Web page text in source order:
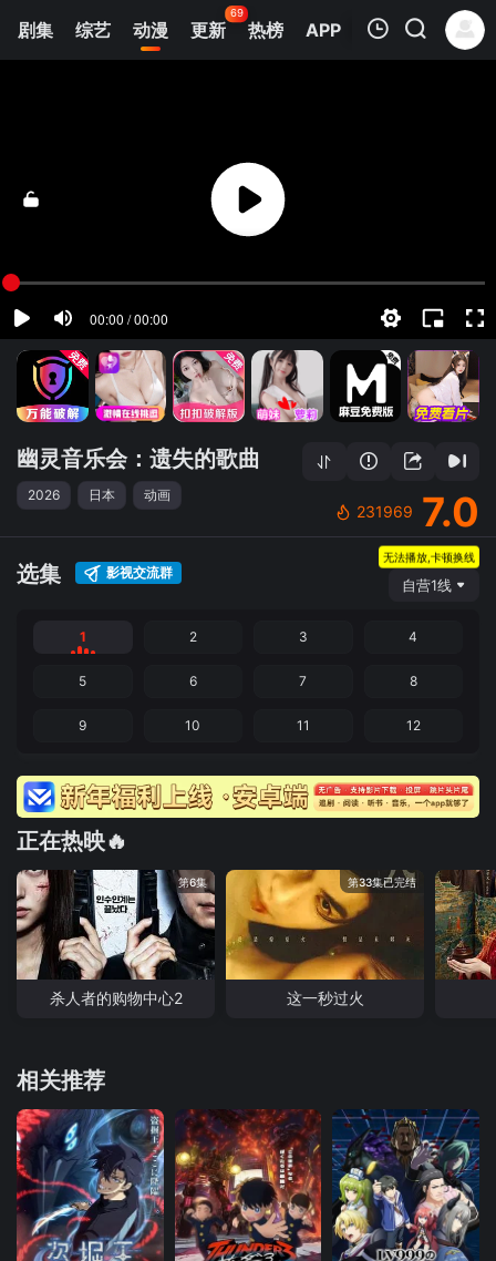
剧集 综艺 动漫 更新
69
热榜 APP
清空
幽灵音乐会：遗失的歌曲
2026 日本 动画
231969 7.0
选集 影视交流群
无法播放,卡顿换线
自营1线
1 2 3 4
5 6 7 8
9 10 11 12
正在热映🔥
第6集
杀人者的购物中心2
第33集已完结
这一秒过火
相关推荐